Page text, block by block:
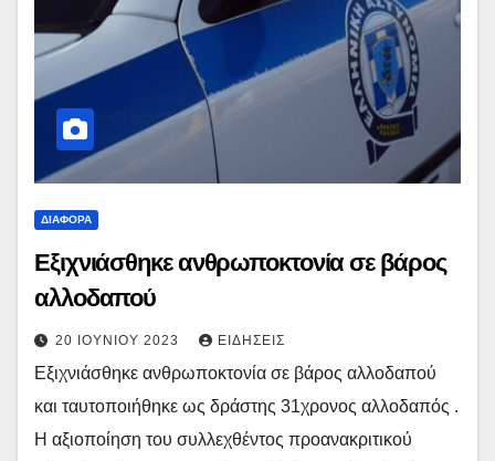
ΔΙΆΦΟΡΑ
Εξιχνιάσθηκε ανθρωποκτονία σε βάρος
αλλοδαπού
20 ΙΟΥΝΊΟΥ 2023 ΕΙΔΉΣΕΙΣ
Εξιχνιάσθηκε ανθρωποκτονία σε βάρος αλλοδαπού
και ταυτοποιήθηκε ως δράστης 31χρονος αλλοδαπός .
Η αξιοποίηση του συλλεχθέντος προανακριτικού